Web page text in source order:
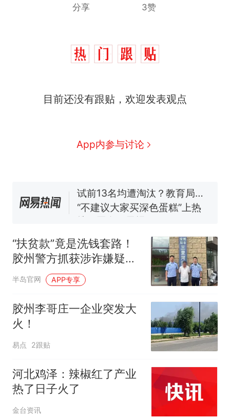
分享 3赞
目前还没有跟贴，欢迎发表观点
App内参与讨论
因老师一句“跟我回家”改写了
眼了……
空调24小时开着反而更省电？
电力部门回应
已叫停招聘，成立调查组全面
核查
“不建议大家买深色蛋糕”上热
搜，网友：天塌了！
汁，致多名乘客在飞行途中排
队上厕所！乘客：机上100多
人只有2个厕所；客服回应：并
非每架飞机都会发放西梅汁
热 那个在床头放菜刀的女孩，
因老师一句“跟我回家”改写了
人生
“扶贫款”竟是洗钱套路！
胶州警方抓获涉诈嫌疑人
追回百万资金
半岛官网 APP专享
胶州李哥庄一企业突发大
火！
易点 2跟贴
河北鸡泽：辣椒红了产业
热了日子火了
金台资讯